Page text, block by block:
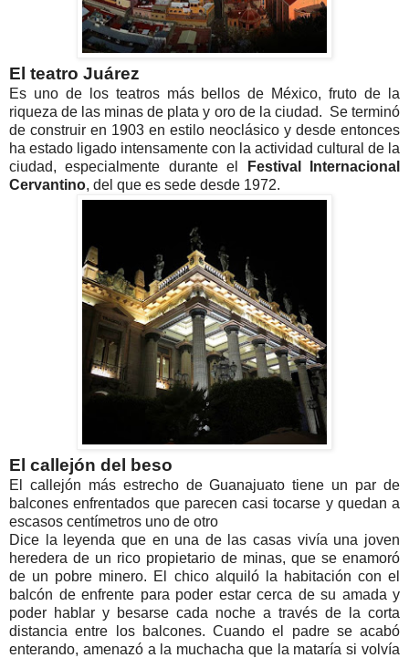
El teatro Juárez
Es uno de los teatros más bellos de México, fruto de la
riqueza de las minas de plata y oro de la ciudad. Se terminó
de construir en 1903 en estilo neoclásico y desde entonces
ha estado ligado intensamente con la actividad cultural de la
ciudad, especialmente durante el
Festival Internacional
Cervantino, del que es sede desde 1972.
El callejón del beso
El callejón más estrecho de Guanajuato tiene un par de
balcones enfrentados que parecen casi tocarse y quedan a
escasos centímetros uno de otro
Dice la leyenda que en una de las casas vivía una joven
heredera de un rico propietario de minas, que se enamoró
de un pobre minero. El chico alquiló la habitación con el
balcón de enfrente para poder estar cerca de su amada y
poder hablar y besarse cada noche a través de la corta
distancia entre los balcones. Cuando el padre se acabó
enterando, amenazó a la muchacha que la mataría si volvía